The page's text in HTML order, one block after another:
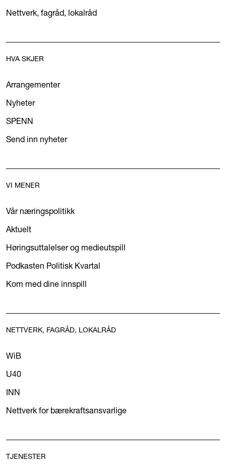
Nettverk, fagråd, lokalråd
HVA SKJER
Arrangementer
Nyheter
SPENN
Send inn nyheter
VI MENER
Vår næringspolitikk
Aktuelt
Høringsuttalelser og medieutspill
Podkasten Politisk Kvartal
Kom med dine innspill
NETTVERK, FAGRÅD, LOKALRÅD
WiB
U40
INN
Nettverk for bærekraftsansvarlige
TJENESTER